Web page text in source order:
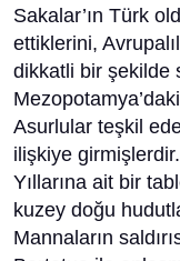
Sakalar’ın Türk
ettiklerini,
dikkatli bir
Asurlular teşkil
ilişkiye
Yıllarına ait bir
kuzey doğu
Mannaların